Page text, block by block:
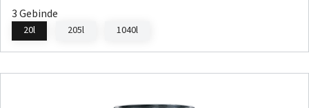
3 Gebinde
20l 205l 1040l